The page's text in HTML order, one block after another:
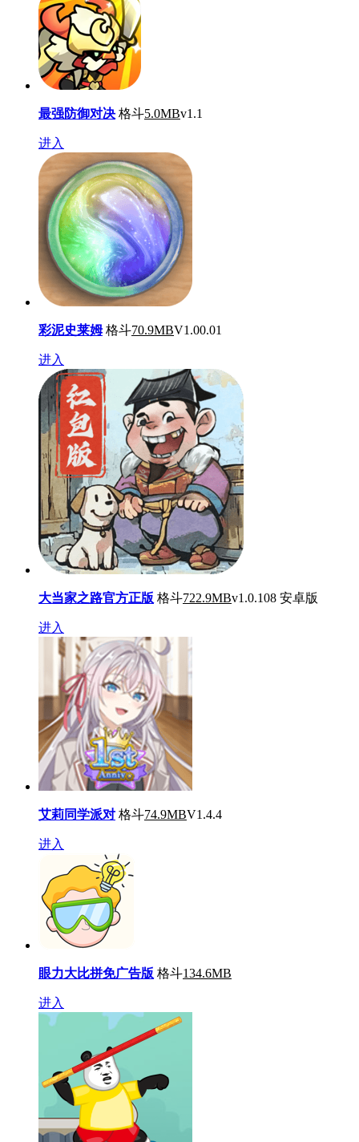
最强防御对决 格斗5.0MBv1.1
进入
彩泥史莱姆 格斗70.9MBV1.00.01
进入
大当家之路官方正版 格斗722.9MBv1.0.108 安卓版
进入
艾莉同学派对 格斗74.9MBV1.4.4
进入
眼力大比拼免广告版 格斗134.6MB
进入